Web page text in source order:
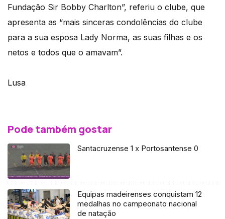
Fundação Sir Bobby Charlton”, referiu o clube, que
apresenta as “mais sinceras condolências do clube
para a sua esposa Lady Norma, as suas filhas e os
netos e todos que o amavam”.
Lusa
Pode também gostar
Santacruzense 1 x Portosantense 0
Equipas madeirenses conquistam 12
medalhas no campeonato nacional
de natação